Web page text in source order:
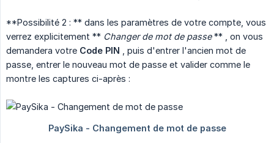
**Possibilité 2 : ** dans les paramètres de votre compte, vous
verrez explicitement ** Changer de mot de passe** , on vous
demandera votre Code PIN , puis d'entrer l'ancien mot de
passe, entrer le nouveau mot de passe et valider comme le
montre les captures ci-après :